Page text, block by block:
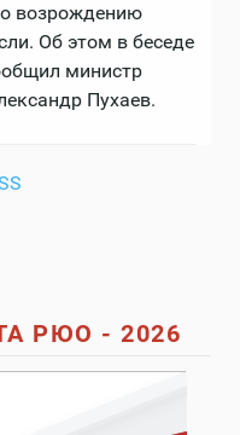
возрождению
Об этом в беседе
министр
Пухаев.
РЮО - 2026